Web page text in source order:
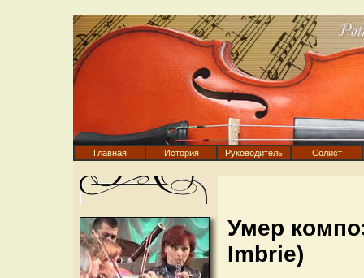
Главная История Руководитель Солист
Умер
Imbrie)